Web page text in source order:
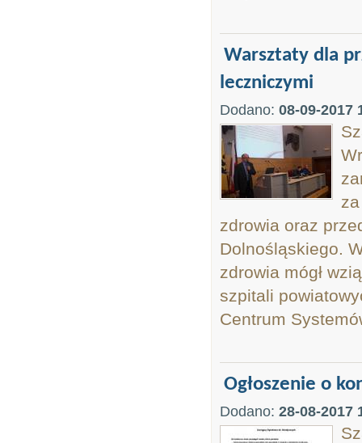
Warsztaty dla
leczniczymi
Dodano: 08-09-2017
zdrowia oraz
Dolnośląskiego.
zdrowia mógł
szpitali
Centrum
Ogłoszenie o
Dodano: 28-08-2017